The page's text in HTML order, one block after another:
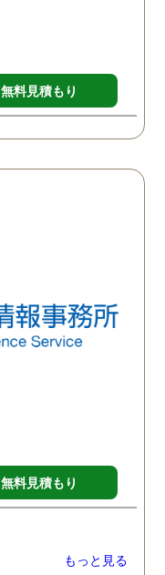
無料見積もり
無料見積もり
もっと見る